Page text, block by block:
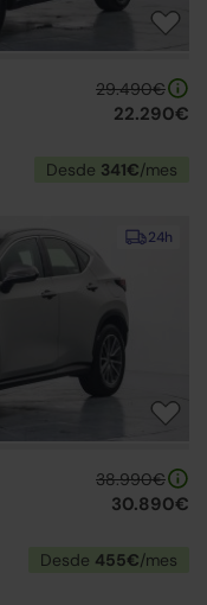
29.490€
22.290€
Desde 341€/mes
24h
38.990€
30.890€
Desde 455€/mes